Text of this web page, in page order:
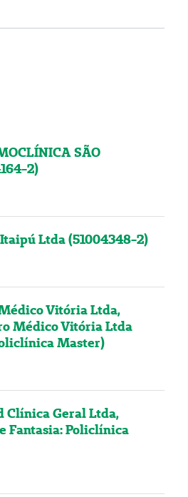
SÃO
2)
Ltda (51004348-2)
Vitória Ltda,
Médico Vitória Ltda
Master)
Clínica Geral Ltda,
Fantasia: Policlínica